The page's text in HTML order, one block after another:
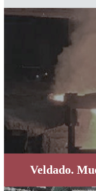
Veldado.